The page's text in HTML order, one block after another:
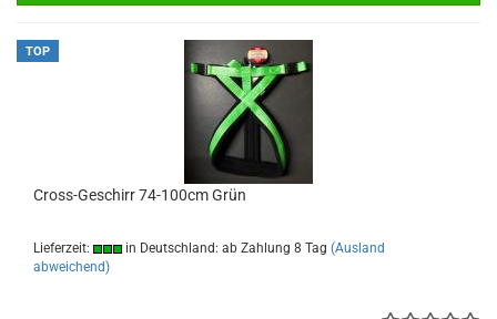
TOP
Cross-Geschirr 74-100cm Grün
Lieferzeit: in Deutschland: ab Zahlung 8 Tag (Ausland
abweichend)